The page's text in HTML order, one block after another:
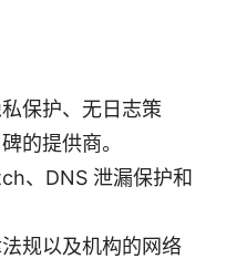
保护、无日志策
的提供商。
、DNS 泄漏保护和
规以及机构的网络